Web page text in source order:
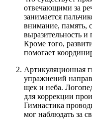
отвечающими за
занимается
внимание, память,
выразительность и
Кроме того,
помогает
Артикуляционная
упражнений
щек и неба.
для коррекции
Гимнастика
мог наблюдать за